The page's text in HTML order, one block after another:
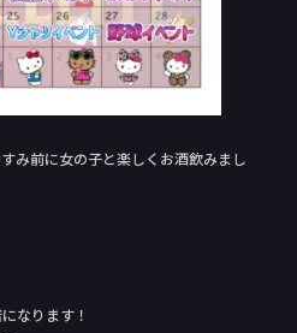
み前に女の子と楽しくお酒飲みまし
なります！